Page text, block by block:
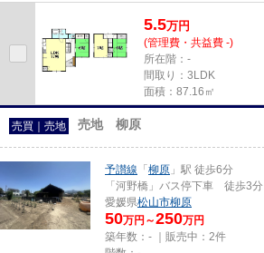
5.5万円
(管理費・共益費 -)
所在階：-
間取り：3LDK
面積：87.16㎡
売買｜売地 売地 柳原
予讃線 「 柳原 」駅 徒歩6分
「河野橋」バス停下車 徒歩3分
愛媛県松山市柳原
50万円～250万円
築年数：- ｜販売中： 2件